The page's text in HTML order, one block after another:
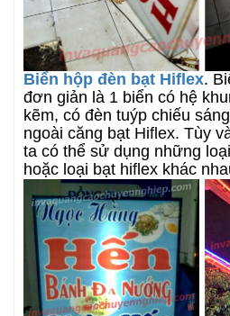
Biển hộp đèn bạt Hiflex.
đơn giản là 1 biển có hệ
kẽm, có đèn tuýp chiếu
ngoài căng bạt Hiflex. Tùy
ta có thể sử dụng những
hoặc loại bạt hiflex khác